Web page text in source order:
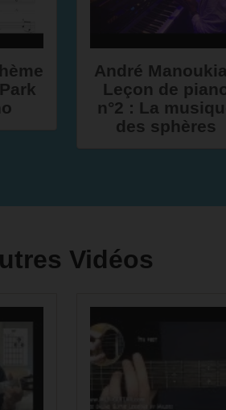
André
Leçon de
n°2 : La
des sphères
Vidéos